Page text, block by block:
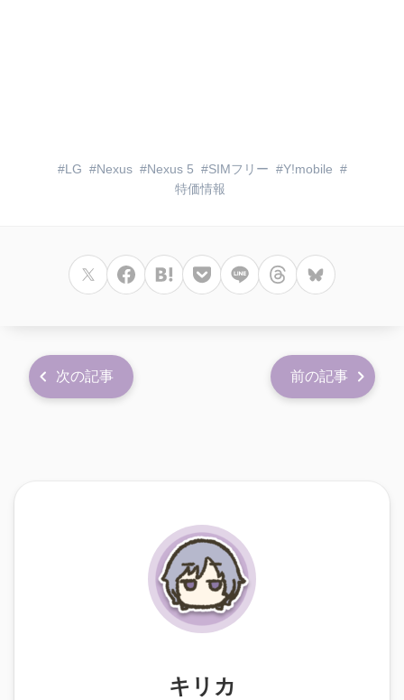
LG Nexus Nexus 5 SIMフリー
Y!mobile
特価情報
次の記事 前の記事
キリカ